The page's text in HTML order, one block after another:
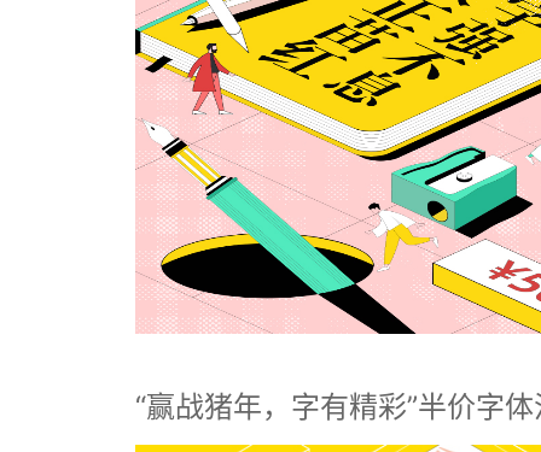
“赢战猪年，字有精彩”半价字